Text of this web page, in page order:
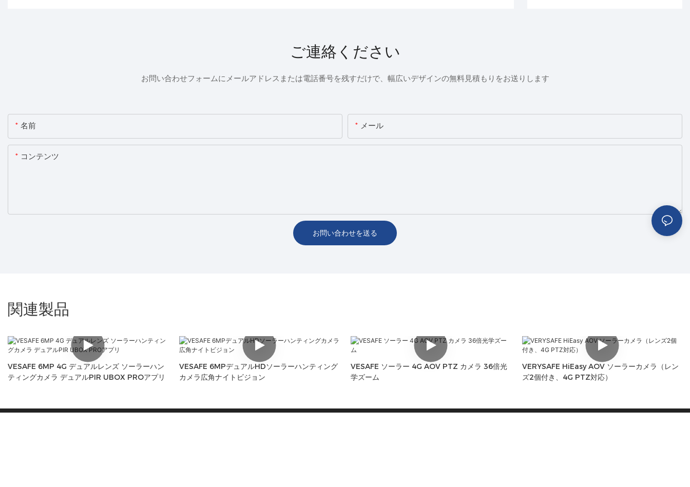
ご連絡ください
お問い合わせフォームにメールアドレスまたは電話番号を残すだけで、幅広いデザインの無料見積もりをお送りします
名前 メール
コンテンツ
お問い合わせを送る
関連製品
VESAFE 6MP 4G デュアルレンズ ソーラーハン
ティングカメラ デュアルPIR UBOX PROアプリ
VESAFE 6MPデュアルHDソーラーハンティング
カメラ広角ナイトビジョン
VESAFE ソーラー 4G AOV PTZ カメラ 36倍光
学ズーム
VERYSAFE HiEasy AOV ソーラーカメラ（レン
ズ2個付き、4G PTZ対応）